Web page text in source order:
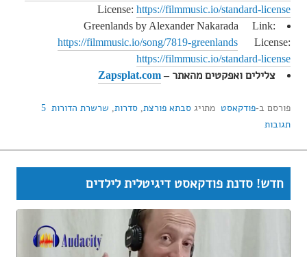
License: https://filmmusic.io/standard-license
Greenlands by Alexander Nakarada Link:
https://filmmusic.io/song/7819-greenlands License:
https://filmmusic.io/standard-license
צלילים ואפקטים מהאתר –Zapsplat.com
פורסם ב-פודקאסט מתויג סבתא פורצת, סדרות, שרשרת הדורות 5
תגובות
חדש! סדנת פודקאסט דיגיטלית לילדים